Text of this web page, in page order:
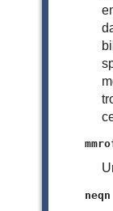
neqn